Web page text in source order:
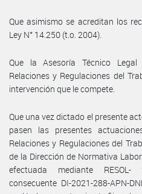
Que asimismo se acreditan los
Ley N° 14.250 (t.o. 2004).
Que la Asesoría Técnico
Relaciones y Regulaciones del
intervención que le compete.
Que una vez dictado el presente
pasen las presentes
Relaciones y Regulaciones del
de la Dirección de Normativa
efectuada mediante RESOL-
consecuente DI-2021-288-APN-